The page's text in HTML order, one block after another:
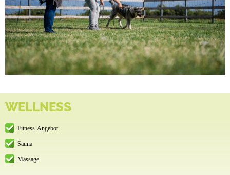
WELLNESS
Fitness-Angebot
Sauna
Massage